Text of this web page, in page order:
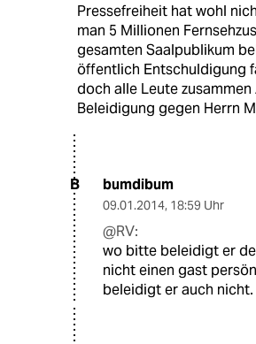
Pressefreiheit hat wohl
man 5 Millionen
gesamten Saalpublikum
öffentlich Entschuldigung
doch alle Leute zusammen
Beleidigung gegen Herrn
B bumdibum
09.01.2014, 18:59 Uhr
@RV:
wo bitte beleidigt er
nicht einen gast
beleidigt er auch nicht.